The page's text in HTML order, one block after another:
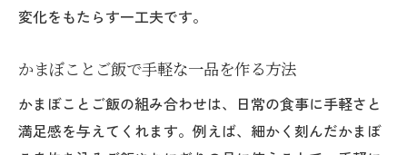
変化をもたらす一工夫です。
かまぼことご飯で手軽な一品を作る方法
かまぼことご飯の組み合わせは、日常の食事に手軽さと
満足感を与えてくれます。例えば、細かく刻んだかまぼ